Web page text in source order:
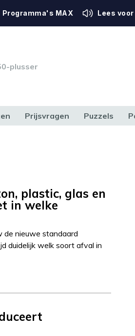
Programma's MAX Lees voor
plusser
Prijsvragen Puzzels
plastic, glas en
in welke
de nieuwe standaard
duidelijk welk soort afval in